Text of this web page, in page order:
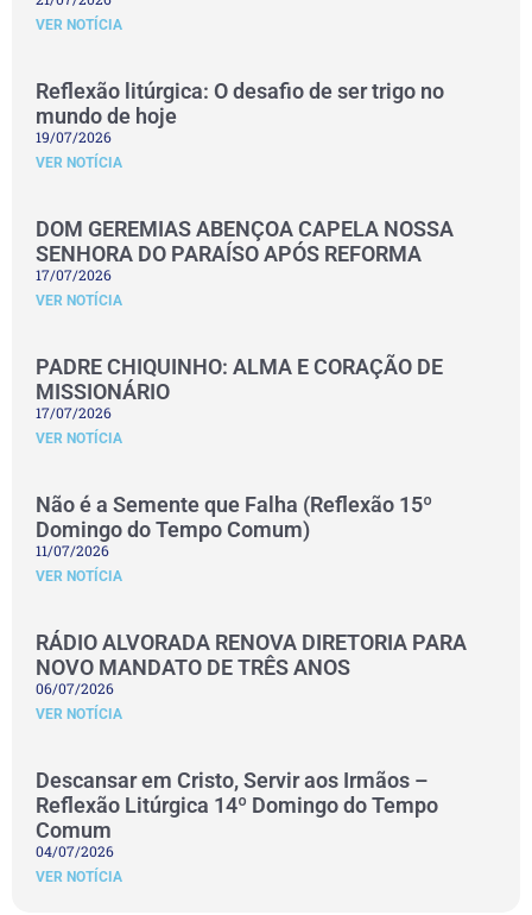
VER NOTÍCIA
Reflexão litúrgica: O desafio de ser trigo no
mundo de hoje
19/07/2026
VER NOTÍCIA
DOM GEREMIAS ABENÇOA CAPELA NOSSA
SENHORA DO PARAÍSO APÓS REFORMA
17/07/2026
VER NOTÍCIA
PADRE CHIQUINHO: ALMA E CORAÇÃO DE
MISSIONÁRIO
17/07/2026
VER NOTÍCIA
Não é a Semente que Falha (Reflexão 15º
Domingo do Tempo Comum)
11/07/2026
VER NOTÍCIA
RÁDIO ALVORADA RENOVA DIRETORIA PARA
NOVO MANDATO DE TRÊS ANOS
06/07/2026
VER NOTÍCIA
Descansar em Cristo, Servir aos Irmãos –
Reflexão Litúrgica 14º Domingo do Tempo
Comum
04/07/2026
VER NOTÍCIA